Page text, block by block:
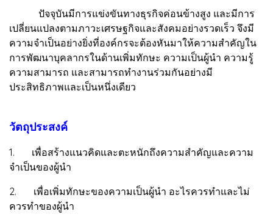
ปัจจุบันมีการแข่งขันทางธุรกิจค่อนข้างสูง และมีการ
เปลี่ยนแปลงตามภาวะเศรษฐกิจและสังคมอย่างรวดเร็ว จึงมี
ความจำเป็นอย่างยิ่งที่องค์กรจะต้องหันมาให้ความสำคัญใน
การพัฒนาบุคลากรในด้านเพิ่มทักษะ ความเป็นผู้นำ ความรู้
ความสามารถ และสามารถทำงานร่วมกันอย่างมี
ประสิทธิภาพและเป็นหนึ่งเดียว
วัตถุประสงค์
1. เพื่อสร้างแนวคิดและตะหนักถึงความสำคัญและความ
จำเป็นของผู้นำ
2. เพื่อเพิ่มทักษะของความเป็นผู้นำ อะไรควรทำและไม่
ควรทำของผู้นำ